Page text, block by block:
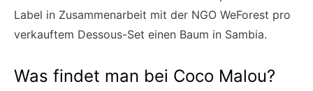
Label in Zusammenarbeit mit der NGO WeForest pro
verkauftem Dessous-Set einen Baum in Sambia.
Was findet man bei Coco Malou?